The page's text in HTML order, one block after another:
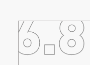
6.8